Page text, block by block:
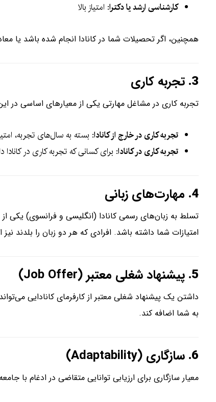
کارشناسی ارشد یا دکترا: امتیاز بالا
همچنین، اگر تحصیلات شما در کانادا انجام شده باشد یا
3. تجربه کاری
تجربه کاری در مشاغل مهارتی یکی از معیارهای اساسی در
تجربه کاری در خارج از کانادا: بسته به سال‌های تجربه،
تجربه کاری در کانادا: برای کسانی که تجربه کاری در
4. مهارت‌های زبانی
تسلط به زبان‌های رسمی کانادا (انگلیسی و فرانسوی) یکی
امتیازات شما داشته باشد. افرادی که هر دو زبان را بلدند
5. پیشنهاد شغلی معتبر (Job Offer)
به شما اضافه کند.
6. سازگاری (Adaptability)
معیار سازگاری برای ارزیابی توانایی متقاضی در ادغام با